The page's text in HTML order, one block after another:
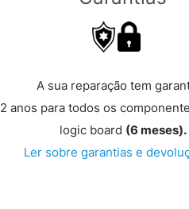
A sua reparação tem
2 anos para todos os
logic board (6 meses).
Ler sobre garantias e